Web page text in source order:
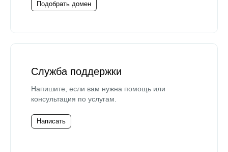
Подобрать домен
Служба поддержки
Напишите, если вам нужна помощь или
консультация по услугам.
Написать